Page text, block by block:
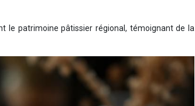
le patrimoine pâtissier régional, témoignant de la